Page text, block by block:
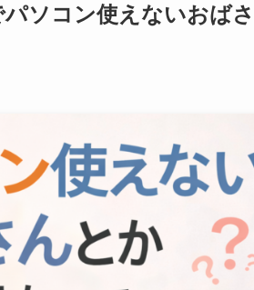
パソコン使えないおば